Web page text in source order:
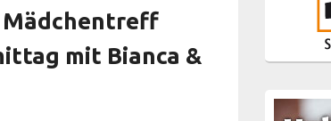
Mädchentreff
mit Bianca &